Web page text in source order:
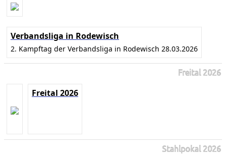
Verbandsliga in Rodewisch
2. Kampftag der Verbandsliga in Rodewisch 28.03.2026
Freital 2026
Freital 2026
Stahlpokal 2026